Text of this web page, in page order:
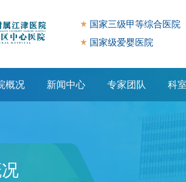
国家三级甲等综合医院
国家级爱婴医院
概况 新闻中心 专家团队 科